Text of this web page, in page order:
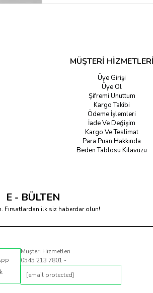
MÜŞTERİ HİZMETLERİ
Üye Girişi
Üye Ol
Şifremi Unuttum
Kargo Takibi
Ödeme İşlemleri
İade Ve Değişim
Kargo Ve Teslimat
Para Puan Hakkında
Beden Tablosu Kılavuzu
E - BÜLTEN
Fırsatlardan ilk siz haberdar olun!
Müşteri Hizmetleri
0545 213 7801 -
[email protected]